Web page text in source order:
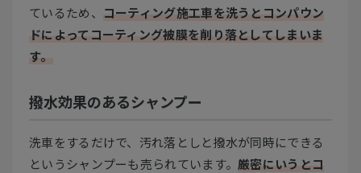
ているため、
コーティング施工車を洗うとコンパウン
ドによってコーティング被膜を削り落としてしまいま
す。
撥水効果のあるシャンプー
洗車をするだけで、汚れ落としと撥水が同時にできる
というシャンプーも売られています。厳密にいうとコ